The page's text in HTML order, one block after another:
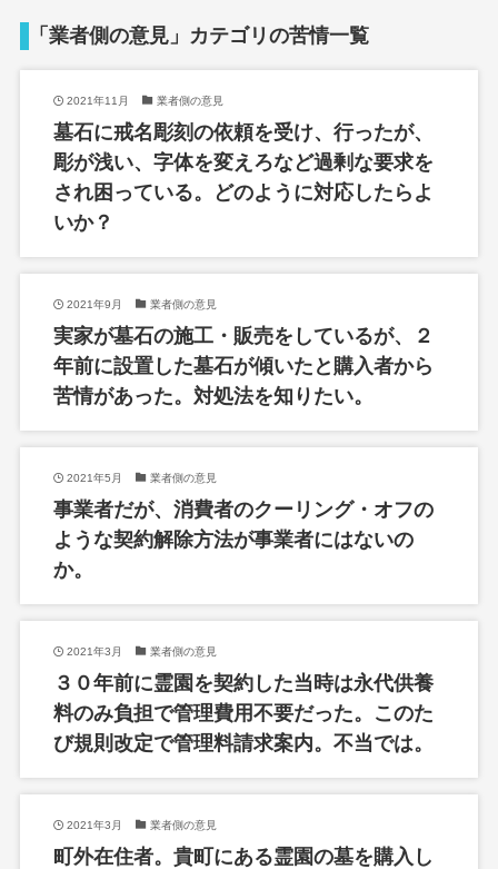
「業者側の意見」カテゴリの苦情一覧
2021年11月 業者側の意見
墓石に戒名彫刻の依頼を受け、行ったが、
彫が浅い、字体を変えろなど過剰な要求を
され困っている。どのように対応したらよ
いか？
2021年9月 業者側の意見
実家が墓石の施工・販売をしているが、２
年前に設置した墓石が傾いたと購入者から
苦情があった。対処法を知りたい。
2021年5月 業者側の意見
事業者だが、消費者のクーリング・オフの
ような契約解除方法が事業者にはないの
か。
2021年3月 業者側の意見
３０年前に霊園を契約した当時は永代供養
料のみ負担で管理費用不要だった。このた
び規則改定で管理料請求案内。不当では。
2021年3月 業者側の意見
町外在住者。貴町にある霊園の墓を購入し